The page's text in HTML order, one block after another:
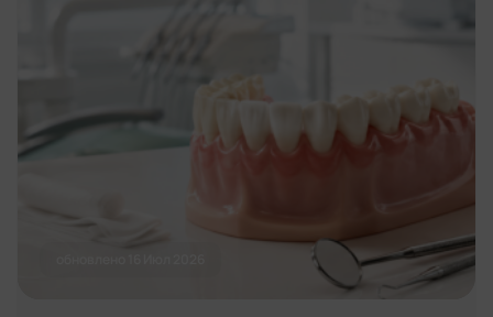
Иваново, ул. Крутицкая, д. 13